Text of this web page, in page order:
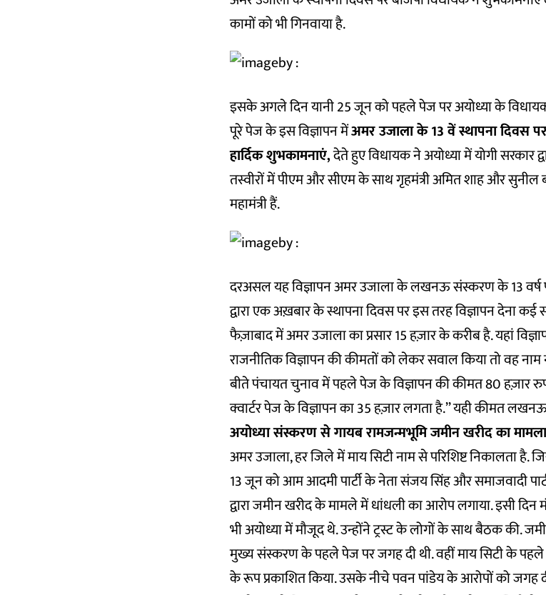
कामों को भी गिनवाया है.
इसके अगले दिन यानी 25 जून को पहले पेज पर अयोध्या के विधायक
पूरे पेज के इस विज्ञापन मेंअमर उजाला के 13 वें स्थापना दिवस
हार्दिक शुभकामनाएं,देते हुए विधायक ने अयोध्या में योगी सरकार
तस्वीरों में पीएम और सीएम के साथ गृहमंत्री अमित शाह और
महामंत्री हैं.
दरअसल यह विज्ञापन अमर उजाला के लखनऊ संस्करण के 13 वर्ष
द्वारा एक अख़बार के स्थापना दिवस पर इस तरह विज्ञापन देना
फैज़ाबाद में अमर उजाला का प्रसार 15 हज़ार के करीब है. यहां
राजनीतिक विज्ञापन की कीमतों को लेकर सवाल किया तो वह नाम
बीते पंचायत चुनाव में पहले पेज के विज्ञापन की कीमत 80 हज़ार
क्वार्टर पेज के विज्ञापन का 35 हज़ार लगता है.’’ यही कीमत
अयोध्या संस्करण से गायब रामजन्मभूमि जमीन खरीद का मामला
अमर उजाला, हर जिले में माय सिटी नाम से परिशिष्ट निकालता है.
13 जून को आम आदमी पार्टी के नेता संजय सिंह और समाजवादी
द्वारा जमीन खरीद के मामले में धांधली का आरोप लगाया. इसी दिन
भी अयोध्या में मौजूद थे. उन्होंने ट्रस्ट के लोगों के साथ बैठक की.
मुख्य संस्करण के पहले पेज पर जगह दी थी. वहीं माय सिटी के पहले
के रूप प्रकाशित किया. उसके नीचे पवन पांडेय के आरोपों को जगह